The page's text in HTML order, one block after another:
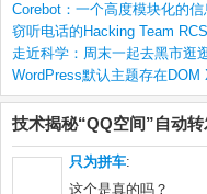
Corebot：一个高度模块化的
窃听电话的Hacking Team
走近科学：周末一起去黑市逛
WordPress默认主题存在DOM
技术揭秘“QQ空间”自动
只为拼车:
这个是真的吗？